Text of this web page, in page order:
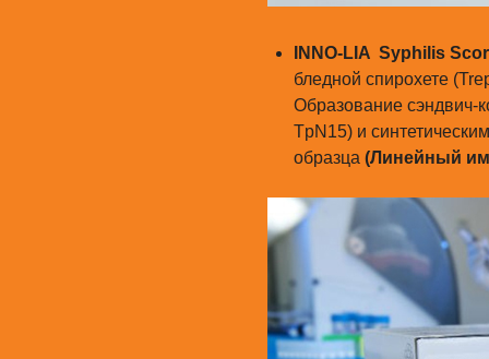
INNO-LIA Syphilis
бледной спирохете
Образование сэндвич-
TpN15) и
образца (Линейный